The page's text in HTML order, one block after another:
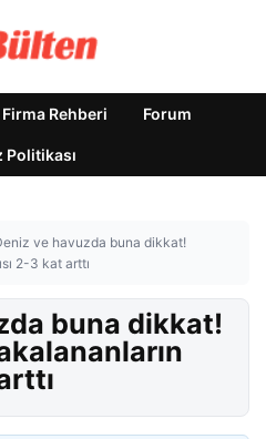
Firma Rehberi Forum
Politikası
ve havuzda buna dikkat!
2-3 kat arttı
buna dikkat!